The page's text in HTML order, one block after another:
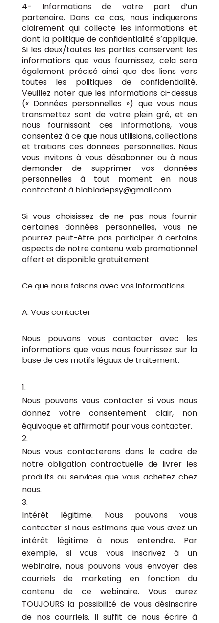
4- Informations de votre part d’un
partenaire. Dans ce cas, nous indiquerons
clairement qui collecte les informations et
dont la politique de confidentialité s’applique.
Si les deux/toutes les parties conservent les
informations que vous fournissez, cela sera
également précisé ainsi que des liens vers
toutes les politiques de confidentialité.
Veuillez noter que les informations ci-dessus
(« Données personnelles ») que vous nous
transmettez sont de votre plein gré, et en
nous fournissant ces informations, vous
consentez à ce que nous utilisions, collections
et traitions ces données personnelles. Nous
vous invitons à vous désabonner ou à nous
demander de supprimer vos données
personnelles à tout moment en nous
contactant à blabladepsy@gmail.com
Si vous choisissez de ne pas nous fournir
certaines données personnelles, vous ne
pourrez peut-être pas participer à certains
aspects de notre contenu web promotionnel
offert et disponible gratuitement
Ce que nous faisons avec vos informations
A. Vous contacter
Nous pouvons vous contacter avec les
informations que vous nous fournissez sur la
base de ces motifs légaux de traitement:
Nous pouvons vous contacter si vous nous
donnez votre consentement clair, non
équivoque et affirmatif pour vous contacter.
Nous vous contacterons dans le cadre de
notre obligation contractuelle de livrer les
produits ou services que vous achetez chez
nous.
Intérêt légitime. Nous pouvons vous
contacter si nous estimons que vous avez un
intérêt légitime à nous entendre. Par
exemple, si vous vous inscrivez à un
webinaire, nous pouvons vous envoyer des
courriels de marketing en fonction du
contenu de ce webinaire. Vous aurez
TOUJOURS la possibilité de vous désinscrire
de nos courriels. Il suffit de nous écrire à